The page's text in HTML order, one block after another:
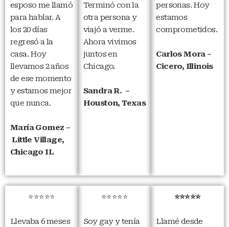
esposo me llamó
para hablar. A
los 20 días
regresó a la
casa. Hoy
llevamos 2 años
de ese momento
y estamos mejor
que nunca.
María Gomez –
Little Village,
Chicago IL
Terminó con la
otra persona y
viajó a verme.
Ahora vivimos
juntos en
Chicago.
Sandra R. –
Houston, Texas
personas. Hoy
estamos
comprometidos.
Carlos Mora –
Cicero, Illinois
⭐⭐⭐⭐⭐
Llevaba 6 meses
⭐⭐⭐⭐⭐
Soy gay y tenía
⭐⭐⭐⭐⭐
Llamé desde